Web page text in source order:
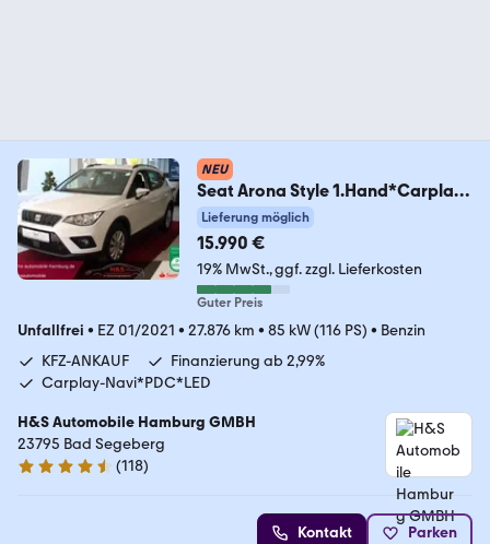
NEU
Seat Arona Style 1.Hand*Carplay-
Navi*PDC*LED
Lieferung möglich
15.990 €
19% MwSt. ggf. zzgl. Lieferkosten
Guter Preis
Unfallfrei • EZ 01/2021 • 27.876 km • 85 kW (116 PS) • Benzin
KFZ-ANKAUF
Finanzierung ab 2,99%
Carplay-Navi*PDC*LED
H&S Automobile Hamburg GMBH
23795 Bad Segeberg
4.6 Sterne
(118)
Kontakt Parken